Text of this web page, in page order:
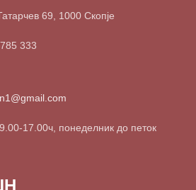
69, 1000 Скопје
333
17.00ч, понеделник до петок